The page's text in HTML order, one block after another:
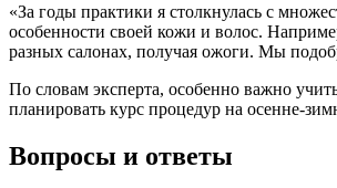
«За годы практики я столкнулась с
особенности своей кожи и волос.
разных салонах, получая ожоги. Мы
По словам эксперта, особенно важно
планировать курс процедур на осенне-
Вопросы и ответы